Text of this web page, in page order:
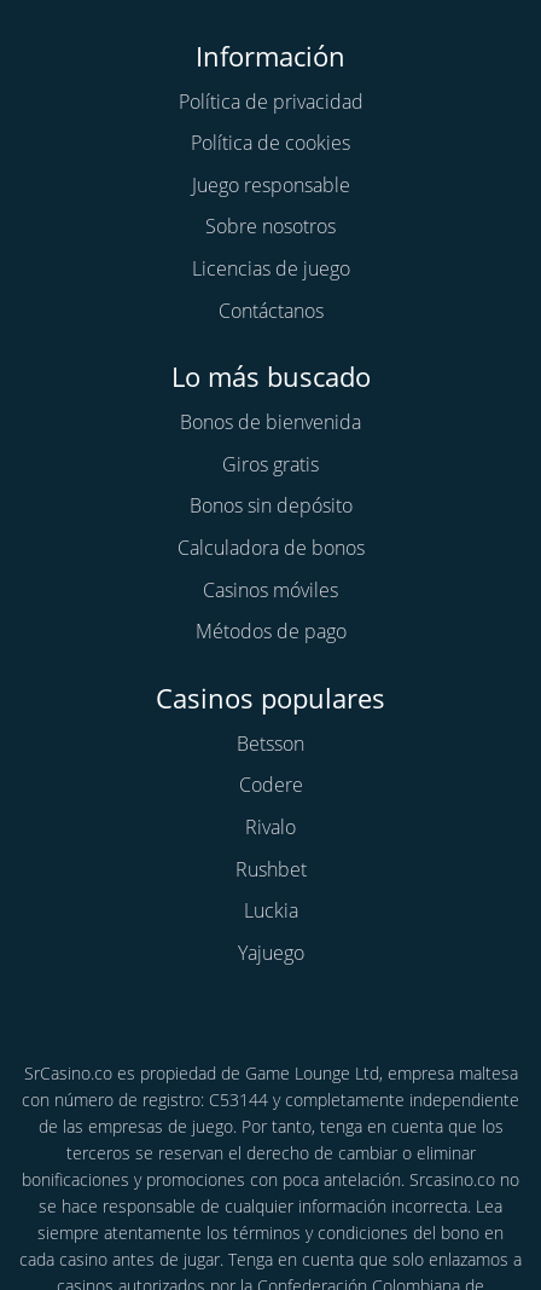
Información
Política de privacidad
Política de cookies
Juego responsable
Sobre nosotros
Licencias de juego
Contáctanos
Lo más buscado
Bonos de bienvenida
Giros gratis
Bonos sin depósito
Calculadora de bonos
Casinos móviles
Métodos de pago
Casinos populares
Betsson
Codere
Rivalo
Rushbet
Luckia
Yajuego
SrCasino.co es propiedad de Game Lounge Ltd, empresa maltesa
con número de registro: C53144 y completamente independiente
de las empresas de juego. Por tanto, tenga en cuenta que los
terceros se reservan el derecho de cambiar o eliminar
bonificaciones y promociones con poca antelación. Srcasino.co no
se hace responsable de cualquier información incorrecta. Lea
siempre atentamente los términos y condiciones del bono en
cada casino antes de jugar. Tenga en cuenta que solo enlazamos a